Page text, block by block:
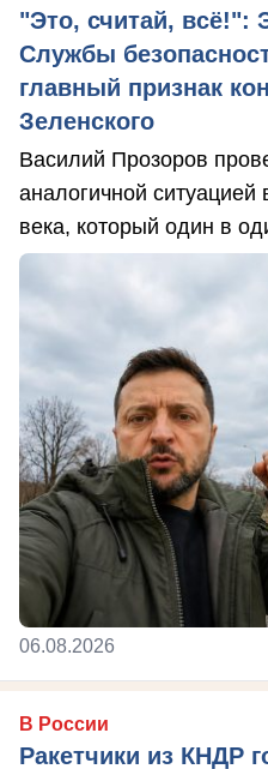
"Это, считай, всё!":
Службы
главный признак
Зеленского
Василий Прозоров
аналогичной ситуацией
века, который один в
06.08.2026
В России
Ракетчики из КНДР